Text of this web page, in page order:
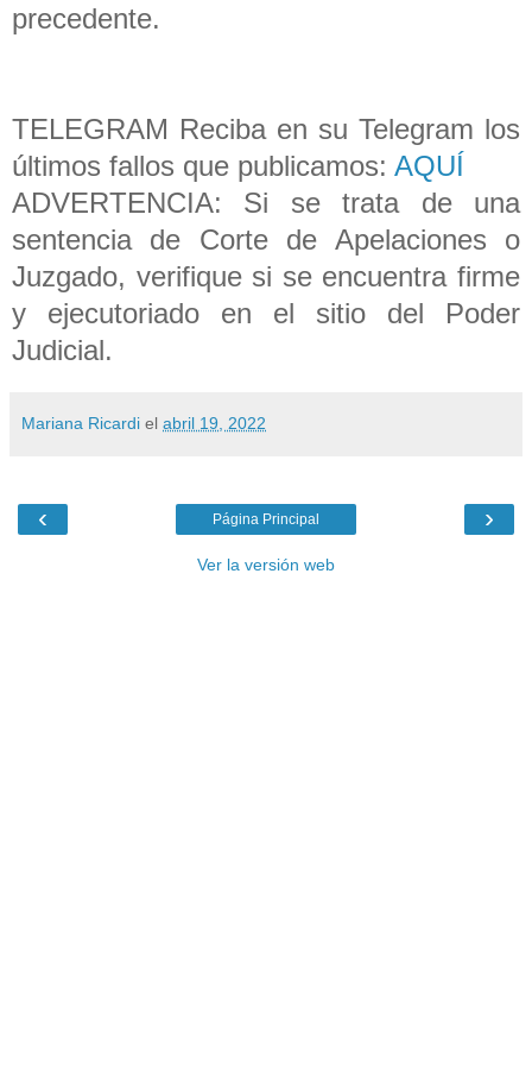
precedente.
TELEGRAM Reciba en su Telegram los
últimos fallos que publicamos: AQUÍ
ADVERTENCIA: Si se trata de una
sentencia de Corte de Apelaciones o
Juzgado, verifique si se encuentra firme
y ejecutoriado en el sitio del Poder
Judicial.
Mariana Ricardi el abril 19, 2022
‹ ›
Página Principal
Ver la versión web